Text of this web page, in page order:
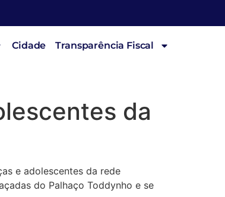
Cidade Transparência Fiscal
da
e adolescentes da rede
do Palhaço Toddynho e se